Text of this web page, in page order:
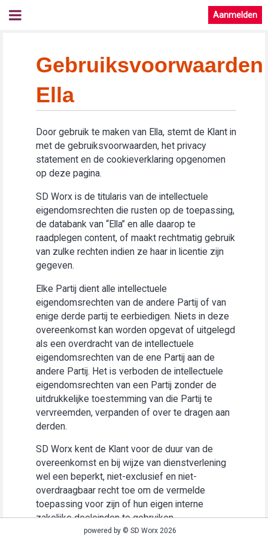
Aanmelden
Gebruiksvoorwaarden
Ella
Door gebruik te maken van Ella, stemt de Klant in
met de gebruiksvoorwaarden, het privacy
statement en de cookieverklaring opgenomen
op deze pagina.
SD Worx is de titularis van de intellectuele
eigendomsrechten die rusten op de toepassing,
de databank van “Ella” en alle daarop te
raadplegen content, of maakt rechtmatig gebruik
van zulke rechten indien ze haar in licentie zijn
gegeven.
Elke Partij dient alle intellectuele
eigendomsrechten van de andere Partij of van
enige derde partij te eerbiedigen. Niets in deze
overeenkomst kan worden opgevat of uitgelegd
als een overdracht van de intellectuele
eigendomsrechten van de ene Partij aan de
andere Partij. Het is verboden de intellectuele
eigendomsrechten van een Partij zonder de
uitdrukkelijke toestemming van die Partij te
vervreemden, verpanden of over te dragen aan
derden.
SD Worx kent de Klant voor de duur van de
overeenkomst en bij wijze van dienstverlening
wel een beperkt, niet-exclusief en niet-
overdraagbaar recht toe om de vermelde
toepassing voor zijn of hun eigen interne
zakelijke doeleinden te gebruiken
(“Gebruiksrecht”).powered by © SD Worx 2026